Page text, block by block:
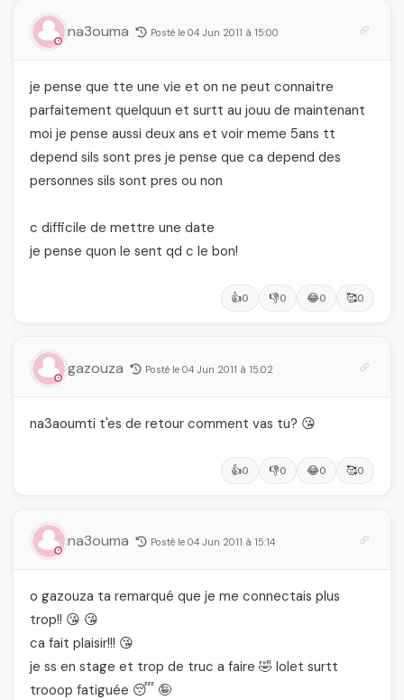
na3ouma Posté le 04 Jun 2011 à 15:00
je pense que tte une vie et on ne peut connaitre
parfaitement quelquun et surtt au jouu de maintenant
moi je pense aussi deux ans et voir meme 5ans tt
depend sils sont pres je pense que ca depend des
personnes sils sont pres ou non
c difficile de mettre une date
je pense quon le sent qd c le bon!
👍0 👎0 😂0 🥰0
gazouza Posté le 04 Jun 2011 à 15:02
na3aoumti t'es de retour comment vas tu? 😘
👍0 👎0 😂0 🥰0
na3ouma Posté le 04 Jun 2011 à 15:14
o gazouza ta remarqué que je me connectais plus
trop!! 😘 😘
ca fait plaisir!!! 😘
je ss en stage et trop de truc a faire 🤣 lolet surtt
trooop fatiguée 😴 🤪